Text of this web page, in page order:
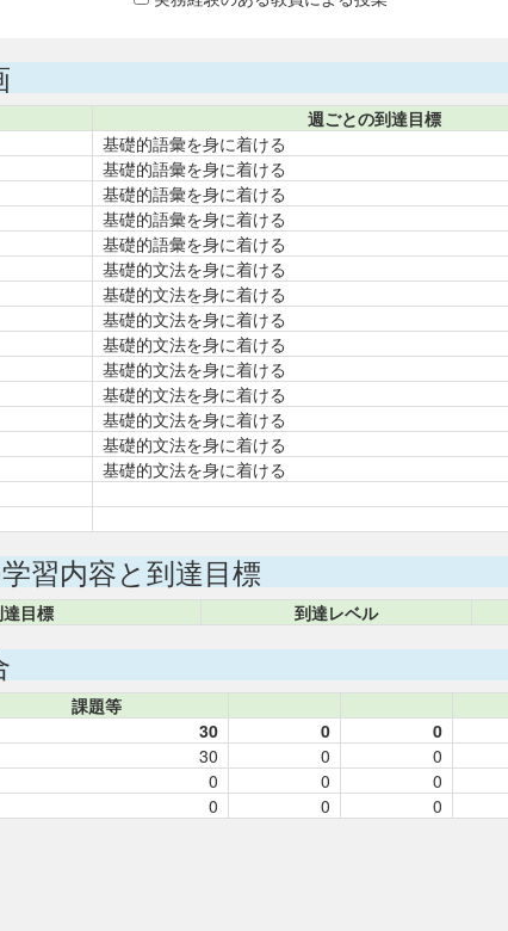
週ごとの到達目標
基礎的語彙を身に着ける
基礎的語彙を身に着ける
基礎的語彙を身に着ける
基礎的語彙を身に着ける
基礎的語彙を身に着ける
基礎的文法を身に着ける
基礎的文法を身に着ける
基礎的文法を身に着ける
基礎的文法を身に着ける
基礎的文法を身に着ける
基礎的文法を身に着ける
基礎的文法を身に着ける
基礎的文法を身に着ける
基礎的文法を身に着ける
習内容と到達目標
目標 到達レベル
課題等
30 0 0
30 0 0
0 0 0
0 0 0